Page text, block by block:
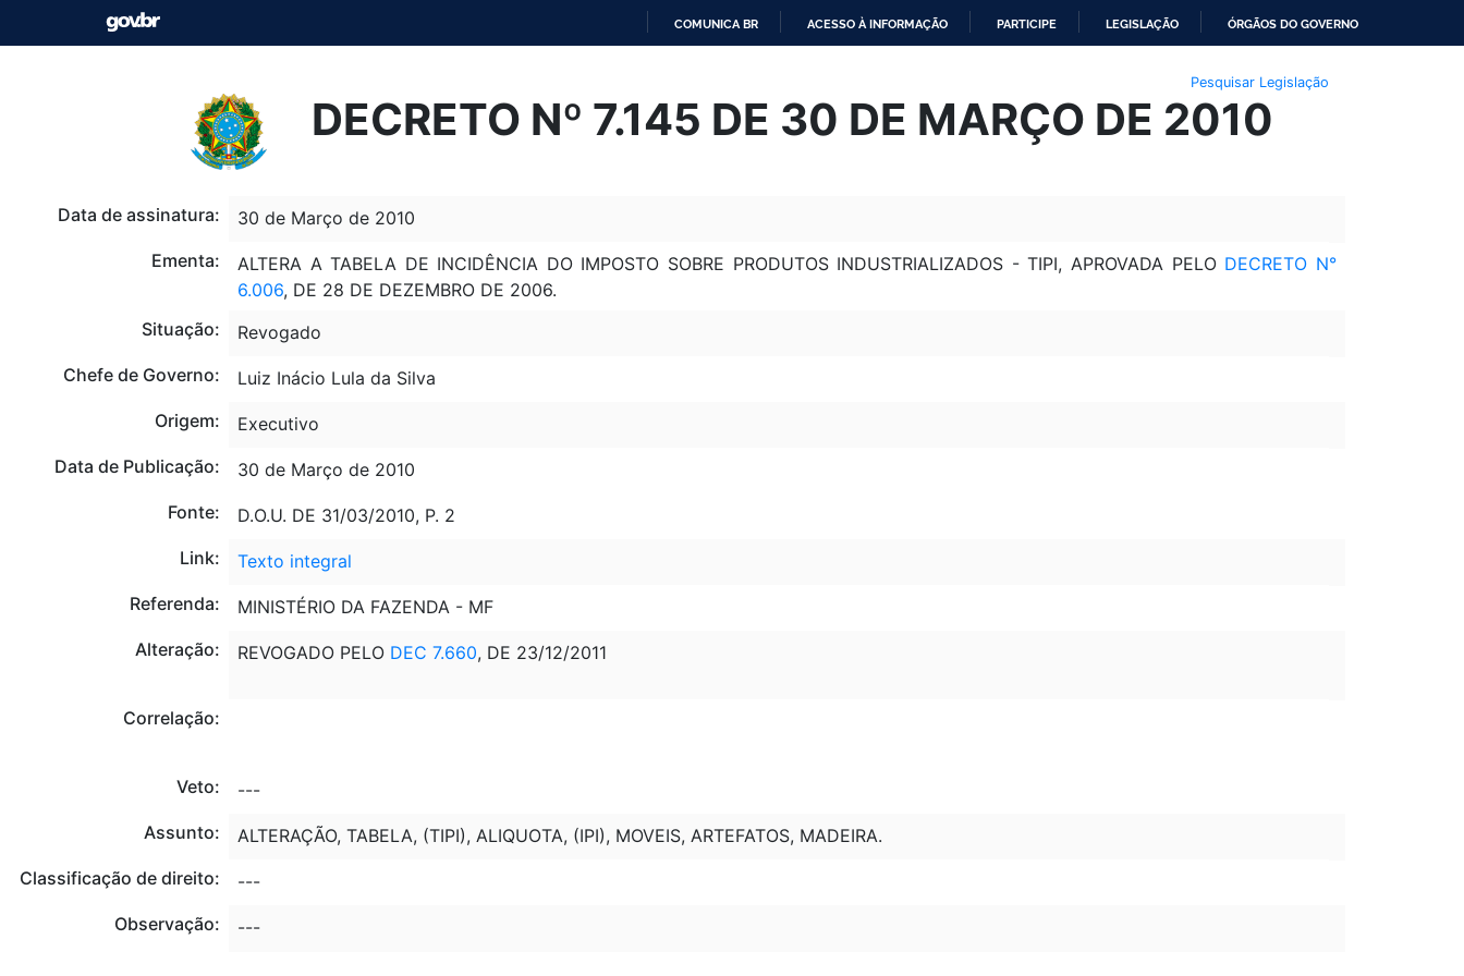
O
CONTEÚDO
COMUNICA BR ACESSO À INFORMAÇÃO PARTICIPE LEGISLAÇÃO ÓRGÃOS DO GOVERNO
Pesquisar Legislação
DECRETO Nº 7.145 DE 30 DE MARÇO DE 2010
Data de assinatura:
30 de Março de 2010
Ementa:
ALTERA A TABELA DE INCIDÊNCIA DO IMPOSTO SOBRE PRODUTOS INDUSTRIALIZADOS - TIPI, APROVADA PELO DECRETO N°
6.006, DE 28 DE DEZEMBRO DE 2006.
Situação:
Revogado
Chefe de Governo:
Luiz Inácio Lula da Silva
Origem:
Executivo
Data de Publicação:
30 de Março de 2010
Fonte:
D.O.U. DE 31/03/2010, P. 2
Link:
Texto integral
Referenda:
MINISTÉRIO DA FAZENDA - MF
Alteração:
REVOGADO PELO DEC 7.660, DE 23/12/2011
Correlação:
Veto:
---
Assunto:
ALTERAÇÃO, TABELA, (TIPI), ALIQUOTA, (IPI), MOVEIS, ARTEFATOS, MADEIRA.
Classificação de direito:
---
Observação:
---